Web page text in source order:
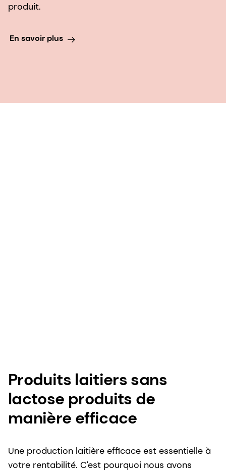
produit.
En savoir plus
haute qualité et de bon goût, sans lactose et à
teneur réduite en sucre. En fait, nous pouvons
réduire le temps d'hydrolyse de 33 %.